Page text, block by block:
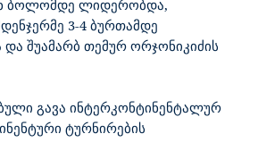
ბოლომდე ლიდერობდა,
3-4 ბურთამდე
და შუამარბ თემურ ორჯონიკიძის
გავა ინტერკონტინენტალურ
ტურნირების